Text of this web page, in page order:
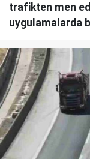
trafikten men
uygulamalarda